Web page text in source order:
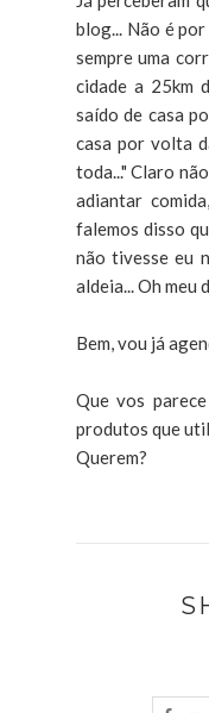
blog... Não é
sempre uma
cidade a 25km
saído de casa
casa por volta
toda..." Claro
adiantar
falemos disso
não tivesse eu
aldeia... Oh meu
Bem, vou já
Que vos
produtos que
Querem?